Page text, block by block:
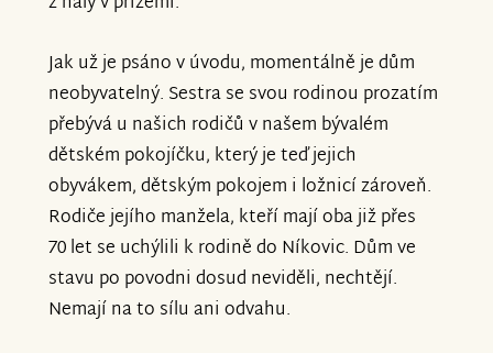
Jak už je psáno v úvodu, momentálně je dům
neobyvatelný. Sestra se svou rodinou prozatím
přebývá u našich rodičů v našem bývalém
dětském pokojíčku, který je teď jejich
obyvákem, dětským pokojem i ložnicí zároveň.
Rodiče jejího manžela, kteří mají oba již přes
70 let se uchýlili k rodině do Níkovic. Dům ve
stavu po povodni dosud neviděli, nechtějí.
Nemají na to sílu ani odvahu.